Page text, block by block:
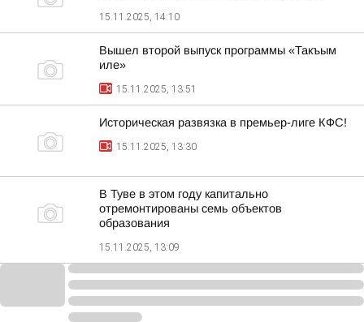
15.11.2025, 14:10
Вышел второй выпуск программы «Такъым
иле»
15.11.2025, 13:51
Историческая развязка в премьер-лиге КФС!
15.11.2025, 13:30
В Туве в этом году капитально
отремонтированы семь объектов
образования
15.11.2025, 13:09